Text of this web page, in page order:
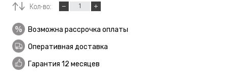
Кол-во:
Возможна рассрочка оплаты
Оперативная доставка
Гарантия 12 месяцев